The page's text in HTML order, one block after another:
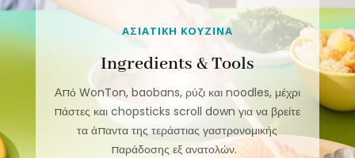
ΑΣΙΑΤΙΚΗ ΚΟΥΖΙΝΑ
Ingredients & Tools
Από WonTon, baobans, ρύζι και noodles, μέχρι
πάστες και chopsticks scroll down για να βρείτε
τα άπαντα της τεράστιας γαστρονομικής
παράδοσης εξ ανατολών.